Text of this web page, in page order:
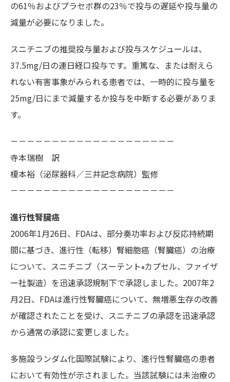
の61％およびプラセボ群の23％で投与の遅延や投与量の
減量が必要になりました。
スニチニブの推奨投与量および投与スケジュールは、
37.5mg/日の連日経口投与です。重篤な、または耐えら
れない有害事象がみられる患者では、一時的に投与量を
25mg/日にまで減量するか投与を中断する必要がありま
す。
－－－－－－－－－－－－－－－－－－－－
寺本瑞樹 訳
榎本裕（泌尿器科／三井記念病院）監修
－－－－－－－－－－－－－－－－－－－－
進行性腎臓癌
2006年1月26日、FDAは、部分奏功率および反応持続期
間に基づき、進行性（転移）腎細胞癌（腎臓癌）の治療
について、スニチニブ（スーテント®カプセル、ファイザ
ー社製造）を迅速承認規制下で承認しました。2007年2
月2日、FDAは進行性腎臓癌について、無増悪生存の改善
が確認されたことを受け、スニチニブの承認を迅速承認
から通常の承認に変更しました。
多施設ランダム化国際試験により、進行性腎臓癌の患者
において有効性が示されました。当該試験には未治療の